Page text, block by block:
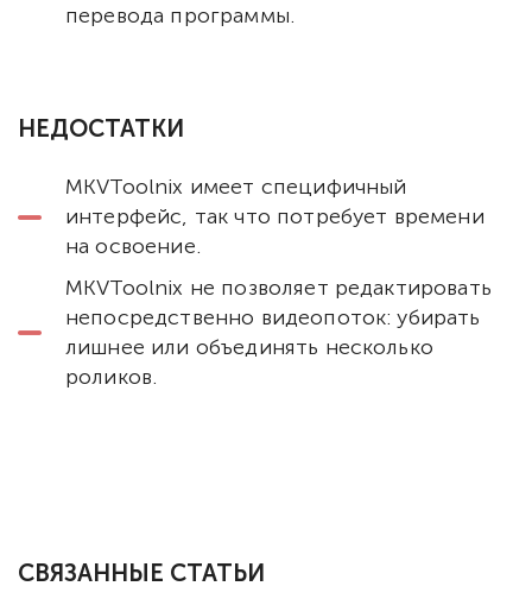
перевода программы.
НЕДОСТАТКИ
MKVToolnix имеет специфичный
интерфейс, так что потребует времени
на освоение.
MKVToolnix не позволяет редактировать
непосредственно видеопоток: убирать
лишнее или объединять несколько
роликов.
СВЯЗАННЫЕ СТАТЬИ